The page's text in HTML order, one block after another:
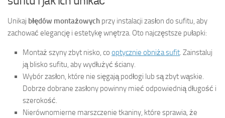
Unikaj błędów montażowych przy instalacji zasłon do sufitu, aby
zachować elegancję i estetykę wnętrza. Oto najczęstsze pułapki:
Montaż szyny zbyt nisko, co optycznie obniża sufit. Zainstaluj
ją blisko sufitu, aby wydłużyć ściany.
Wybór zasłon, które nie sięgają podłogi lub są zbyt wąskie.
Dobrze dobrane zasłony powinny mieć odpowiednią długość i
szerokość.
Nierównomierne marszczenie tkaniny, które sprawia, że